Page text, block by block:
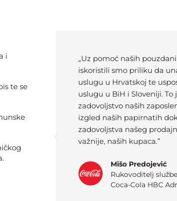
i
te se
„Uz pomoć naših
iskoristili smo priliku da
uslugu u Hrvatskoj te
uslugu u BiH i Sloveniji.
zadovoljstvo naših
izgled naših papirnatih
zadovoljstva našeg
važnije, naših kupaca.”
Mišo Predojević
Rukovoditelj
Coca-Cola HBC